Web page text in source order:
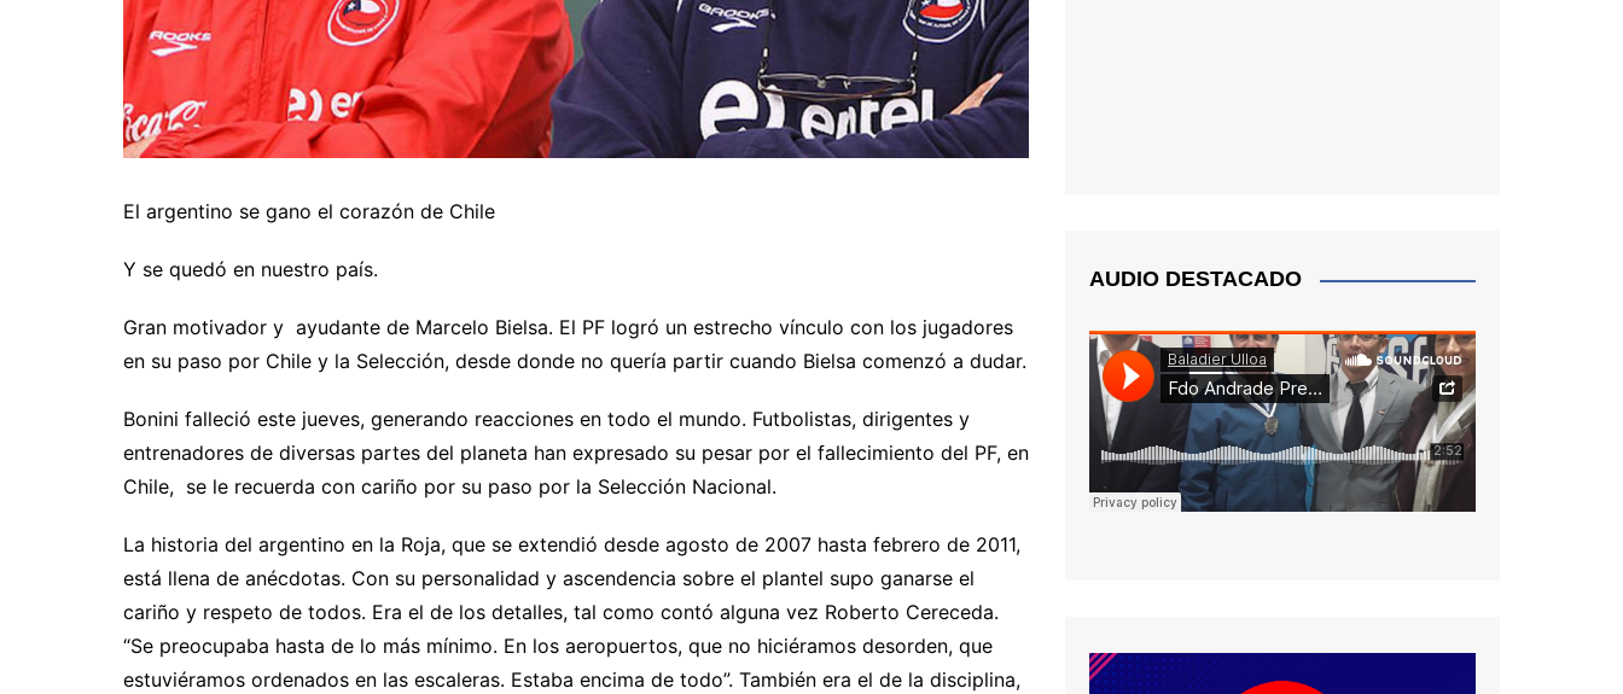
El argentino se gano el corazón de Chile
Y se quedó en nuestro país.
Gran motivador y ayudante de Marcelo Bielsa. El PF logró un estrecho vínculo con los jugadores
en su paso por Chile y la Selección, desde donde no quería partir cuando Bielsa comenzó a dudar.
Bonini falleció este jueves, generando reacciones en todo el mundo. Futbolistas, dirigentes y
entrenadores de diversas partes del planeta han expresado su pesar por el fallecimiento del PF, en
Chile, se le recuerda con cariño por su paso por la Selección Nacional.
La historia del argentino en la Roja, que se extendió desde agosto de 2007 hasta febrero de 2011,
está llena de anécdotas. Con su personalidad y ascendencia sobre el plantel supo ganarse el
cariño y respeto de todos. Era el de los detalles, tal como contó alguna vez Roberto Cereceda.
“Se preocupaba hasta de lo más mínimo. En los aeropuertos, que no hiciéramos desorden, que
estuviéramos ordenados en las escaleras. Estaba encima de todo”. También era el de la disciplina,
AUDIO DESTACADO